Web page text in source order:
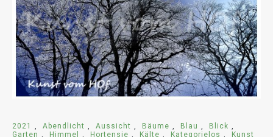
2021 Abendlicht Aussicht Bäume Blau Blick
Garten
Himmel Hortensie Kälte Kategorielos
Kunst